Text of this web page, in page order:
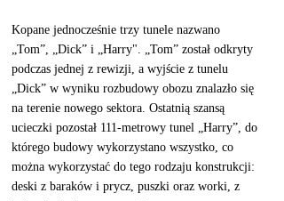
Kopane jednocześnie trzy tunele nazwano
„Tom”, „Dick” i „Harry". „Tom” został odkryty
podczas jednej z rewizji, a wyjście z tunelu
„Dick” w wyniku rozbudowy obozu znalazło się
na terenie nowego sektora. Ostatnią szansą
ucieczki pozostał 111-metrowy tunel „Harry”, do
którego budowy wykorzystano wszystko, co
można wykorzystać do tego rodzaju konstrukcji:
deski z baraków i prycz, puszki oraz worki, z